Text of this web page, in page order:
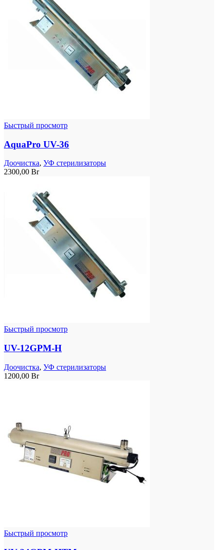
Быстрый просмотр
AquaPro UV-36
Доочистка, УФ стерилизаторы
2300,00 Br
Быстрый просмотр
UV-12GPM-H
Доочистка, УФ стерилизаторы
1200,00 Br
Быстрый просмотр